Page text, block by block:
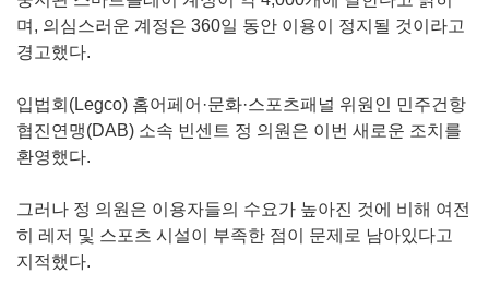
며, 의심스러운 계정은 360일 동안 이용이 정지될 것이라고
경고했다.
입법회(Legco) 홈어페어·문화·스포츠패널 위원인 민주건항
협진연맹(DAB) 소속 빈센트 정 의원은 이번 새로운 조치를
환영했다.
그러나 정 의원은 이용자들의 수요가 높아진 것에 비해 여전
히 레저 및 스포츠 시설이 부족한 점이 문제로 남아있다고
지적했다.